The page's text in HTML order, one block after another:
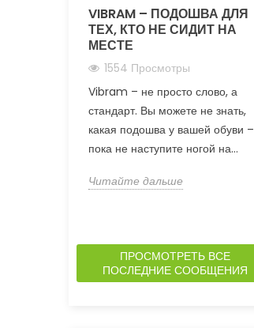
VIBRAM – ПОДОШВА ДЛЯ
ТЕХ, КТО НЕ СИДИТ НА
МЕСТЕ
1554 Просмотры
Vibram – не просто слово, а
стандарт. Вы можете не знать,
какая подошва у вашей обуви –
пока не наступите ногой на...
Читайте дальше
ПРОСМОТРЕТЬ ВСЕ
ПОСЛЕДНИЕ СООБЩЕНИЯ